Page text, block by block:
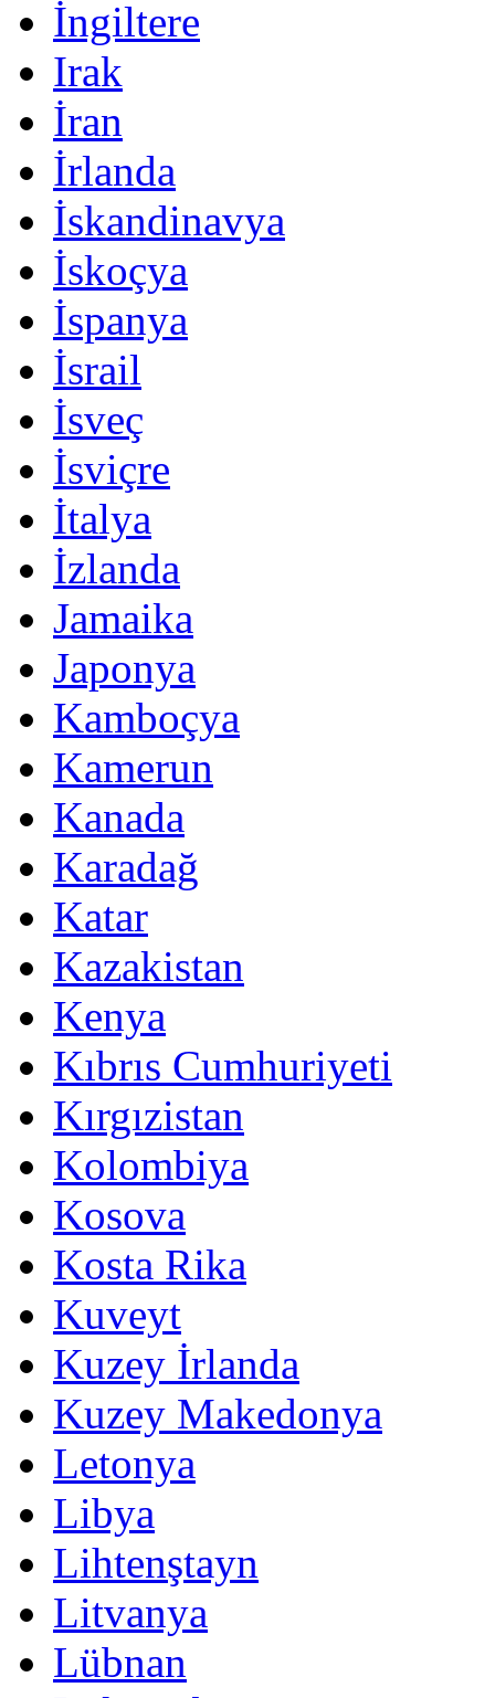
İngiltere
Irak
İran
İrlanda
İskandinavya
İskoçya
İspanya
İsrail
İsveç
İsviçre
İtalya
İzlanda
Jamaika
Japonya
Kamboçya
Kamerun
Kanada
Karadağ
Katar
Kazakistan
Kenya
Kıbrıs Cumhuriyeti
Kırgızistan
Kolombiya
Kosova
Kosta Rika
Kuveyt
Kuzey İrlanda
Kuzey Makedonya
Letonya
Libya
Lihtenştayn
Litvanya
Lübnan